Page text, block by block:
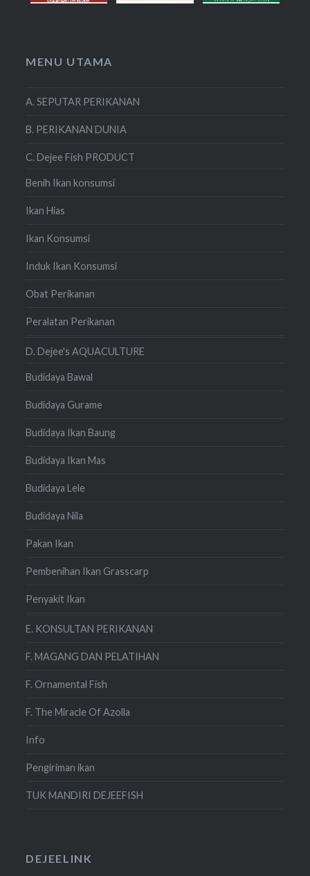
MENU UTAMA
A. SEPUTAR PERIKANAN
B. PERIKANAN DUNIA
C. Dejee Fish PRODUCT
Benih Ikan konsumsi
Ikan Hias
Ikan Konsumsi
Induk Ikan Konsumsi
Obat Perikanan
Peralatan Perikanan
D. Dejee's AQUACULTURE
Budidaya Bawal
Budidaya Gurame
Budidaya Ikan Baung
Budidaya Ikan Mas
Budidaya Lele
Budidaya Nila
Pakan Ikan
Pembenihan Ikan Grasscarp
Penyakit Ikan
E. KONSULTAN PERIKANAN
F. MAGANG DAN PELATIHAN
F. Ornamental Fish
F. The Miracle Of Azolla
Info
Pengiriman ikan
TUK MANDIRI DEJEEFISH
DEJEELINK